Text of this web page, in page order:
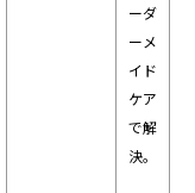
ーダ
ーメ
イド
ケア
で解
決。